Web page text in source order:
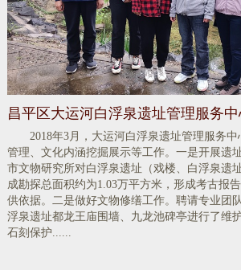
昌平区大运河白浮泉遗址管理服务中
2018年3月，大运河白浮泉遗址管理服务
管理、文化内涵挖掘展示等工作。一是开展遗
市文物研究所对白浮泉遗址（戏楼、白浮泉遗
成勘探总面积约为1.03万平方米，形成考古报
供依据。二是做好文物修缮工作。聘请专业团
浮泉遗址都龙王庙围墙、九龙池碑亭进行了维
石刻保护......